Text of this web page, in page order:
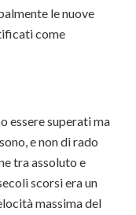
le nuove
come
essere superati ma
e non di rado
tra assoluto e
scorsi era un
massima del